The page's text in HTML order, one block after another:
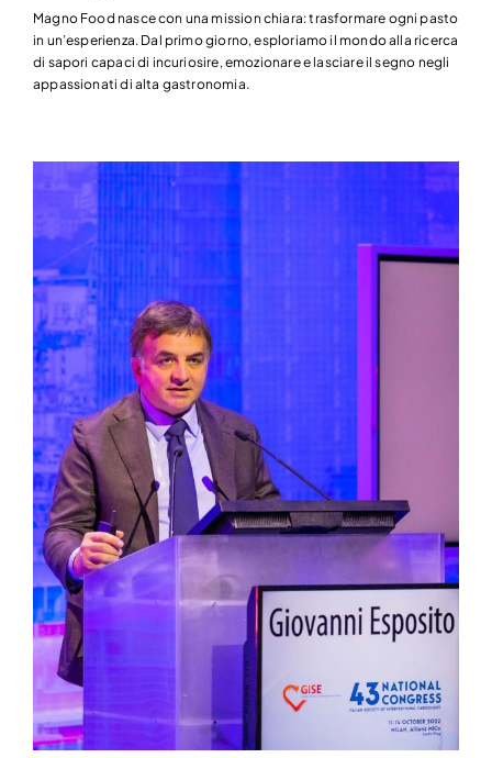
Magno Food nasce con una mission chiara: trasformare ogni pasto
in un’esperienza. Dal primo giorno, esploriamo il mondo alla ricerca
di sapori capaci di incuriosire, emozionare e lasciare il segno negli
appassionati di alta gastronomia.